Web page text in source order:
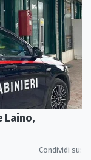
Laino,
Condividi su: